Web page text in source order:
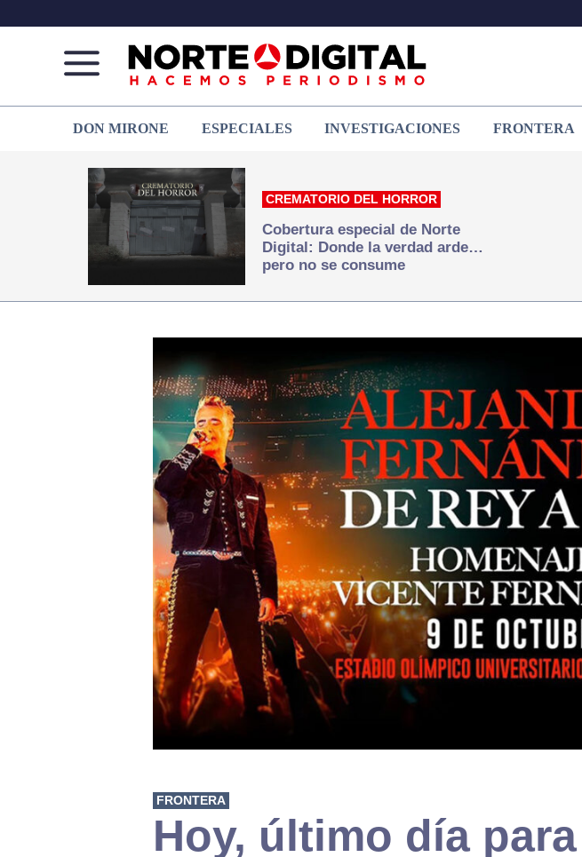
de
Juárez
que
hacemos periodismo
DON MIRONE ESPECIALES INVESTIGACIONES FRONTERA
CREMATORIO DEL HORROR
Cobertura especial de Norte
Digital: Donde la verdad arde…
pero no se consume
FRONTERA
Hoy, último día para